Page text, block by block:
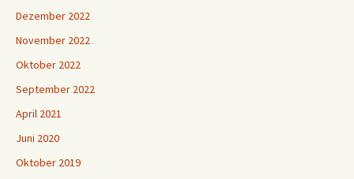
Dezember 2022
November 2022
Oktober 2022
September 2022
April 2021
Juni 2020
Oktober 2019